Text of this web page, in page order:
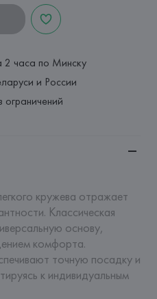
2 часа по Минску
и России
ограничений
кружева отражает
Классическая
основу,
комфорта.
точную посадку и
к индивидуальным